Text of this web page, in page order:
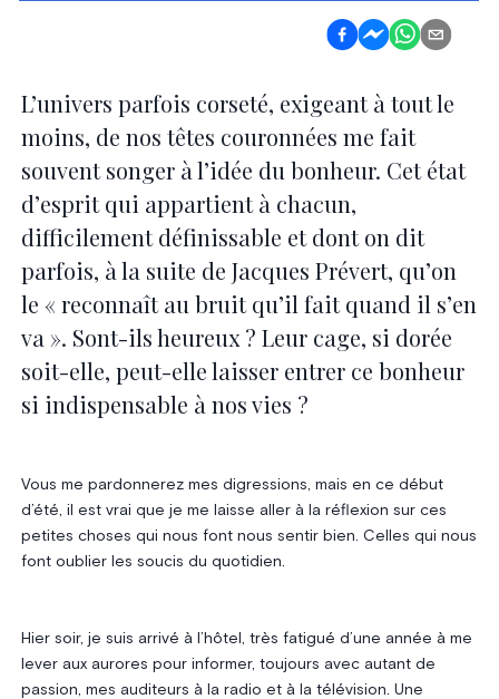
L’univers parfois corseté, exigeant à tout le
moins, de nos têtes couronnées me fait
souvent songer à l’idée du bonheur. Cet état
d’esprit qui appartient à chacun,
difficilement définissable et dont on dit
parfois, à la suite de Jacques Prévert, qu’on
le « reconnaît au bruit qu’il fait quand il s’en
va ». Sont-ils heureux ? Leur cage, si dorée
soit-elle, peut-elle laisser entrer ce bonheur
si indispensable à nos vies ?
Vous me pardonnerez mes digressions, mais en ce début
d’été, il est vrai que je me laisse aller à la réflexion sur ces
petites choses qui nous font nous sentir bien. Celles qui nous
font oublier les soucis du quotidien.
Hier soir, je suis arrivé à l’hôtel, très fatigué d’une année à me
lever aux aurores pour informer, toujours avec autant de
passion, mes auditeurs à la radio et à la télévision. Une